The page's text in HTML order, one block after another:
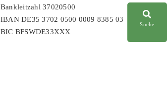
Suche
Bankleitzahl 37020500
IBAN DE35 3702 0500 0009 8385 03
BIC BFSWDE33XXX